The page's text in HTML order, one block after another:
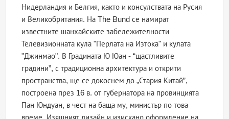
Нидерландия и Белгия, както и консулствата на Русия
и Великобритания. На The Bund се намират
известните шанхайските забележителности
Телевизионната кула "Перлата на Изтока" и кулата
"Джинмао". В Градината Ю Юан - “щастливите
градини”, с традиционна архитектура и открити
пространства, ще се докоснем до „Стария Китай”,
построена през 16 в. от губернатора на провинцията
Пан Юндуан, в чест на баща му, министър по това